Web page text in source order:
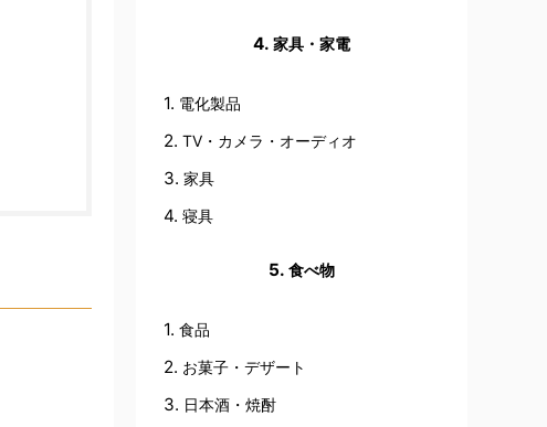
家具・家電
電化製品
TV・カメラ・オーディオ
家具
寝具
食べ物
食品
お菓子・デザート
日本酒・焼酎